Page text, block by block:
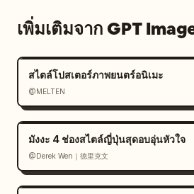
เพิ่มเติมจาก GPT
สไตล์โปสเตอร์ภาพยนตร์อนิเมะ
@MELTEN
มังงะ 4 ช่องสไตล์ญี่ปุ่นสุดอบอุ่นหัวใจ
@Derek Wen｜德里克文